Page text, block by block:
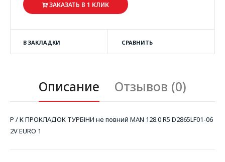
ЗАКАЗАТЬ В 1 КЛИК
В ЗАКЛАДКИ СРАВНИТЬ
Описание Отзывов (0)
Р / К ПРОКЛАДОК ТУРБІНИ не повний MAN 128.0 R5 D2865LF01-06
2V EURO 1